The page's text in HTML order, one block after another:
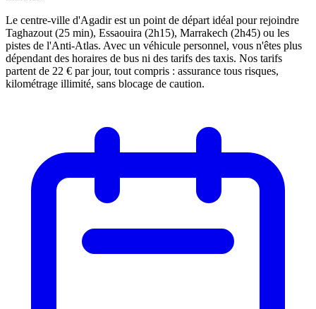
Le centre-ville d'Agadir est un point de départ idéal pour rejoindre
Taghazout (25 min), Essaouira (2h15), Marrakech (2h45) ou les
pistes de l'Anti-Atlas. Avec un véhicule personnel, vous n'êtes plus
dépendant des horaires de bus ni des tarifs des taxis. Nos tarifs
partent de 22 € par jour, tout compris : assurance tous risques,
kilométrage illimité, sans blocage de caution.